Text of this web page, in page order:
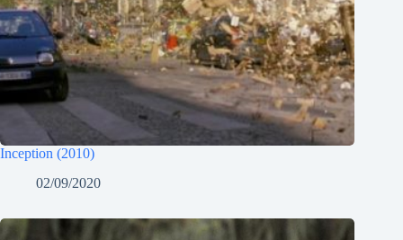
Inception (2010)
02/09/2020